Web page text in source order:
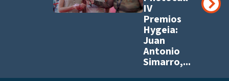
IV
Premios
Hygeia:
Juan
Antonio
Simarro,...